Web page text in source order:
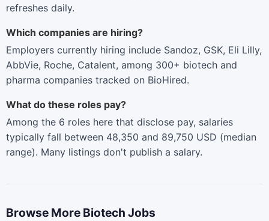
refreshes daily.
Which companies are hiring?
Employers currently hiring include Sandoz, GSK, Eli Lilly,
AbbVie, Roche, Catalent, among 300+ biotech and
pharma companies tracked on BioHired.
What do these roles pay?
Among the 6 roles here that disclose pay, salaries
typically fall between 48,350 and 89,750 USD (median
range). Many listings don't publish a salary.
Browse More Biotech Jobs